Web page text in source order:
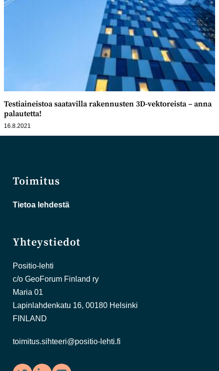
Testiaineistoa saatavilla rakennusten 3D-vektoreista – anna
palautetta!
16.8.2021
Toimitus
Tietoa lehdestä
Yhteystiedot
Positio-lehti
c/o GeoForum Finland ry
Maria 01
Lapinlahdenkatu 16, 00180 Helsinki
FINLAND
toimitus.sihteeri@positio-lehti.fi